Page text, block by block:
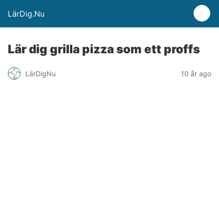
LärDig.Nu
Lär dig grilla pizza som ett proffs
LärDigNu 10 år ago